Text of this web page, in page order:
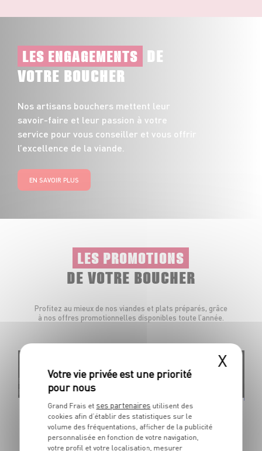
LES ENGAGEMENTS DE
VOTRE BOUCHER
Nos artisans bouchers mettent leur
savoir-faire et leur passion à votre
service pour vous conseiller et vous offrir
l’excellence de la viande.
EN SAVOIR PLUS
LES PROMOTIONS
DE VOTRE BOUCHER
Profitez au mieux de nos viandes et plats préparés, grâce
à nos offres promotionnelles disponibles toute l’année.
Élaborées en
Aiguillettes de canard marinées
Marinade aux 5 baies ou au piment d'Espelette
Dans la limite des stocks disponibles
X
Grand Frais et ses partenaires utilisent des
cookies afin d’établir des statistiques sur le
volume des fréquentations, afficher de la publicité
personnalisée en fonction de votre navigation,
votre profil et votre localisation, mesurer